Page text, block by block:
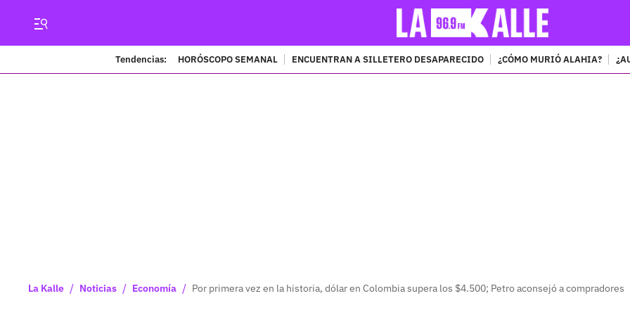
Tendencias: HORÓSCOPO SEMANAL ENCUENTRAN A SILLETERO DESAPARECIDO ¿CÓMO MURIÓ ALAHIA?
La Kalle / Noticias / Economía / Por primera vez en la historia, dólar en Colombia supera los $4.500; Petro aconsejó a compradores